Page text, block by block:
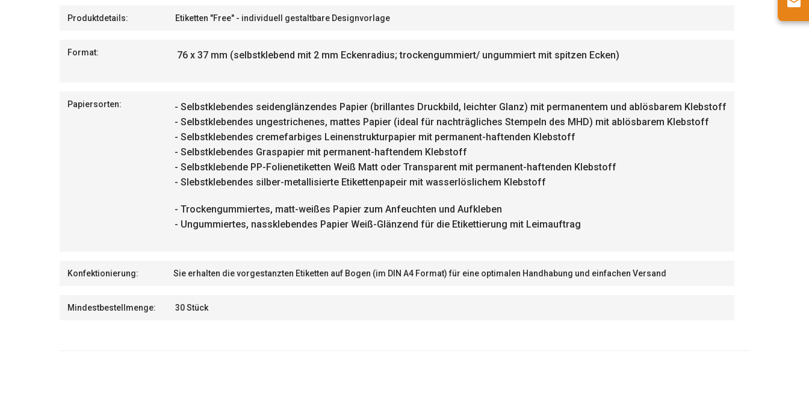
Produktdetails: Etiketten "Free" - individuell gestaltbare Designvorlage
Format: 76 x 37 mm (selbstklebend mit 2 mm Eckenradius; trockengummiert/ ungummiert mit spitzen Ecken)
Papiersorten:
- Selbstklebendes seidenglänzendes Papier (brillantes Druckbild, leichter Glanz) mit permanentem und ablösbarem Klebstoff
- Selbstklebendes ungestrichenes, mattes Papier (ideal für nachträgliches Stempeln des MHD) mit ablösbarem Klebstoff
- Selbstklebendes cremefarbiges Leinenstrukturpapier mit permanent-haftenden Klebstoff
- Selbstklebendes Graspapier mit permanent-haftendem Klebstoff
- Selbstklebende PP-Folienetiketten Weiß Matt oder Transparent mit permanent-haftenden Klebstoff
- Slebstklebendes silber-metallisierte Etikettenpapeir mit wasserlöslichem Klebstoff
- Trockengummiertes, matt-weißes Papier zum Anfeuchten und Aufkleben
- Ungummiertes, nassklebendes Papier Weiß-Glänzend für die Etikettierung mit Leimauftrag
Konfektionierung: Sie erhalten die vorgestanzten Etiketten auf Bogen (im DIN A4 Format) für eine optimalen Handhabung und einfachen Versand
Mindestbestellmenge: 30 Stück